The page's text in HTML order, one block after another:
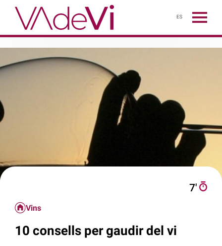
ES
7′
Vins
10 consells per gaudir del vi